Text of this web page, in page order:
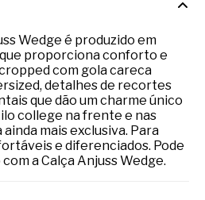
Wedge é produzido em
proporciona conforto e
com gola careca
detalhes de recortes
que dão um charme único
college na frente e nas
mais exclusiva. Para
e diferenciados. Pode
a Calça Anjuss Wedge.